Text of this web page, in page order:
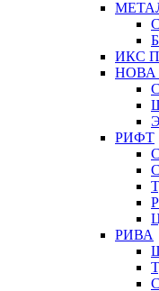
ИКС
НОВА
РИФТ
РИВА